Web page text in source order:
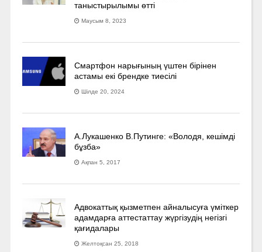
таныстырылымы өтті
Маусым 8, 2023
Смартфон нарығының үштен бірінен
астамы екі брендке тиесілі
Шілде 20, 2024
А.Лукашенко В.Путинге: «Володя, кешімді
бұзба»
Ақпан 5, 2017
Адвокаттық қызметпен айналысуға үмiткер
адамдарға аттестаттау жүргізудің негізгі
қағидалары
Желтоқсан 25, 2018